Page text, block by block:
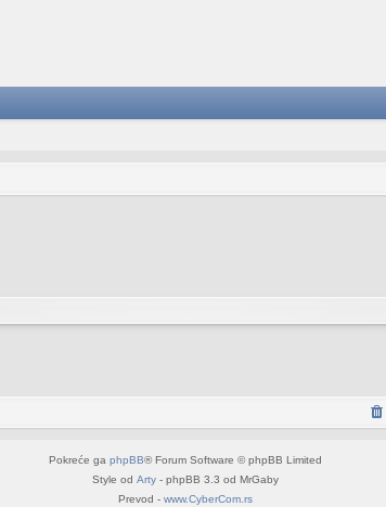
Pokreće ga phpBB® Forum Software © phpBB Limited
Style od Arty - phpBB 3.3 od MrGaby
Prevod - www.CyberCom.rs